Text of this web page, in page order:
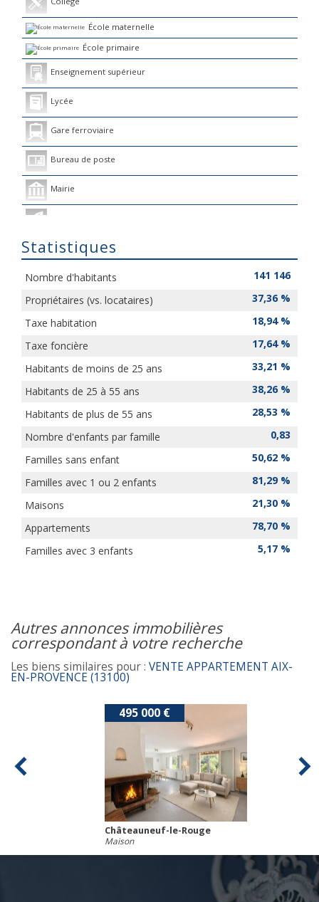
École maternelle
École primaire
Enseignement supérieur
Lycée
Gare ferroviaire
Bureau de poste
Mairie
Statistiques
Nombre d'habitants
141 146
Propriétaires (vs. locataires)
37,36 %
Taxe habitation
18,94 %
Taxe foncière
17,64 %
Habitants de moins de 25 ans
33,21 %
Habitants de 25 à 55 ans
38,26 %
Habitants de plus de 55 ans
28,53 %
Nombre d'enfants par famille
0,83
Familles sans enfant
50,62 %
Familles avec 1 ou 2 enfants
81,29 %
Maisons
21,30 %
Appartements
78,70 %
Familles avec 3 enfants
5,17 %
autres annonces immobilières
correspondant à votre recherche
Les biens similaires pour : VENTE APPARTEMENT AIX-
EN-PROVENCE (13100)
495 000 €
Châteauneuf-le-Rouge
Maison